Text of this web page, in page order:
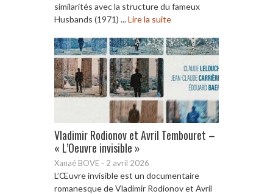
similarités avec la structure du fameux
Husbands (1971) ...Lire la suite
Vladimir Rodionov et Avril Tembouret –
« L’Oeuvre invisible »
Xanaé BOVE - 2 avril 2026
L’Œuvre invisible est un documentaire
romanesque de Vladimir Rodionov et Avril